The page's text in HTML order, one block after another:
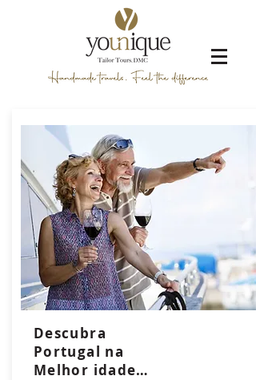
Descubra
Portugal na
Melhor idade…